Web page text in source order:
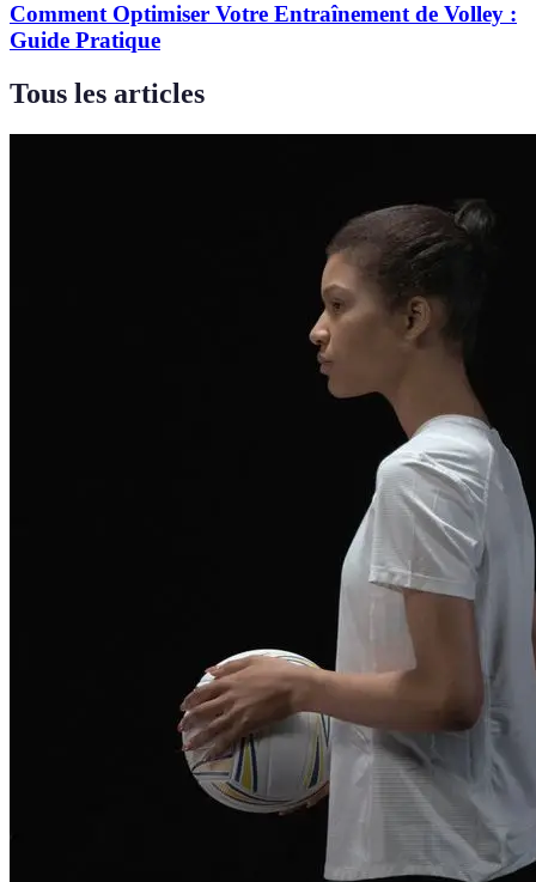
Comment Optimiser Votre Entraînement de Volley :
Guide Pratique
Tous les articles